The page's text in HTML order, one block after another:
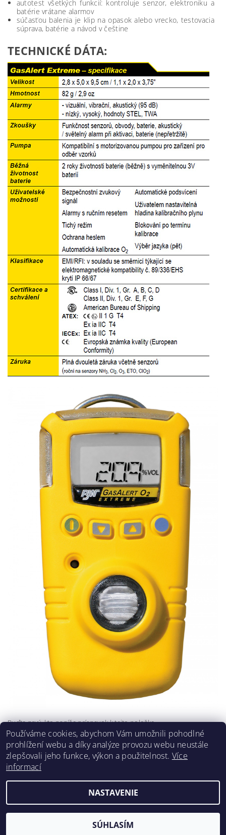
autotest všetkých funkcií: kontroluje senzor, elektroniku a
batérie vrátane alarmov
súčasťou balenia je klip na opasok alebo vrecko, testovacia
súprava, batérie a návod v češtine
TECHNICKÉ DÁTA:
Buďte prvý, kto napíše príspevok k tejto položke.
Pridať komentár
2026 ©Klimafil, všetky práva vyhradené
Vytvoril Shoptet
Používáme cookies, abychom Vám umožnili pohodlné
prohlížení webu a díky analýze provozu webu neustále
zlepšovali jeho funkce, výkon a použitelnost. Více
informací
NASTAVENIE
SÚHLASÍM